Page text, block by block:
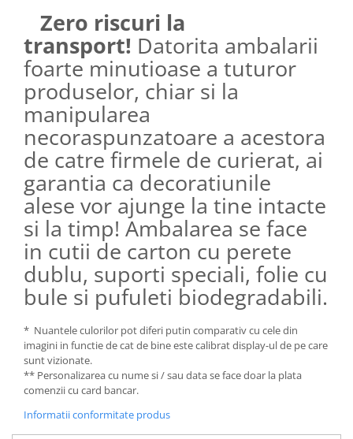
Zero riscuri la
transport! Datorita ambalarii
foarte minutioase a tuturor
produselor, chiar si la
manipularea
necoraspunzatoare a acestora
de catre firmele de curierat, ai
garantia ca decoratiunile
alese vor ajunge la tine intacte
si la timp! Ambalarea se face
in cutii de carton cu perete
dublu, suporti speciali, folie cu
bule si pufuleti biodegradabili.
* Nuantele culorilor pot diferi putin comparativ cu cele din
imagini in functie de cat de bine este calibrat display-ul de pe care
sunt vizionate.
** Personalizarea cu nume si / sau data se face doar la plata
comenzii cu card bancar.
Informatii conformitate produs